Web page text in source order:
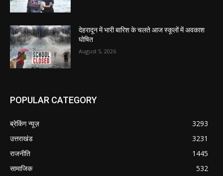
देहरादून में भारी बारिश के चलते आज स्कूलों में अवकाश
घोषित
August 5, 2026
POPULAR CATEGORY
ब्रेकिंग न्यूज़
3293
उत्तराखंड
3231
राजनीति
1445
सामाजिक
532